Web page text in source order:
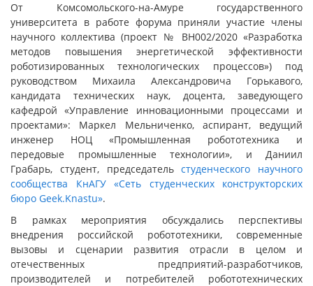
От Комсомольского-на-Амуре государственного
университета в работе форума приняли участие члены
научного коллектива (проект № ВН002/2020 «Разработка
методов повышения энергетической эффективности
роботизированных технологических процессов») под
руководством Михаила Александровича Горькавого,
кандидата технических наук, доцента, заведующего
кафедрой «Управление инновационными процессами и
проектами»: Маркел Мельниченко, аспирант, ведущий
инженер НОЦ «Промышленная робототехника и
передовые промышленные технологии», и Даниил
Грабарь, студент, председательстуденческого научного
сообщества КнАГУ
«Сеть студенческих конструкторских
бюро Geek.Knastu».
В рамках мероприятия обсуждались перспективы
внедрения российской робототехники, современные
вызовы и сценарии развития отрасли в целом и
отечественных предприятий-разработчиков,
производителей и потребителей робототехнических